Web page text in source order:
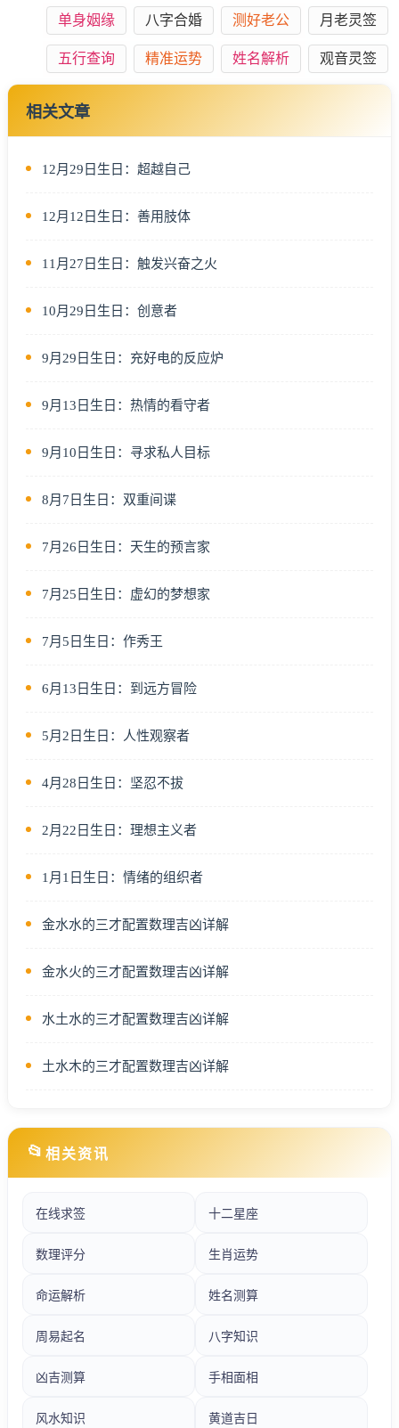
单身姻缘 八字合婚 测好老公 月老灵签
五行查询 精准运势 姓名解析 观音灵签
相关文章
12月29日生日：超越自己
12月12日生日：善用肢体
11月27日生日：触发兴奋之火
10月29日生日：创意者
9月29日生日：充好电的反应炉
9月13日生日：热情的看守者
9月10日生日：寻求私人目标
8月7日生日：双重间谍
7月26日生日：天生的预言家
7月25日生日：虚幻的梦想家
7月5日生日：作秀王
6月13日生日：到远方冒险
5月2日生日：人性观察者
4月28日生日：坚忍不拔
2月22日生日：理想主义者
1月1日生日：情绪的组织者
金水水的三才配置数理吉凶详解
金水火的三才配置数理吉凶详解
水土水的三才配置数理吉凶详解
土水木的三才配置数理吉凶详解
📂 相关资讯
在线求签 十二星座
数理评分 生肖运势
命运解析 姓名测算
周易起名 八字知识
凶吉测算 手相面相
风水知识 黄道吉日